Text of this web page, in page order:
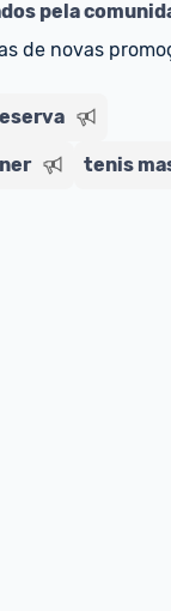
: A partir de 2
e condições!
pela
de novas
tenis